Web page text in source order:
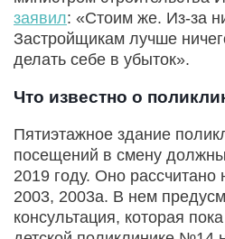
заявил: «Стоим же. Из-за
Застройщикам лучше
делать себе в убыток».
Что известно о
Пятиэтажное здание
посещений в смену должны
2019 году. Оно рассчитано
2003, 2003а. В нем
консультация, которая